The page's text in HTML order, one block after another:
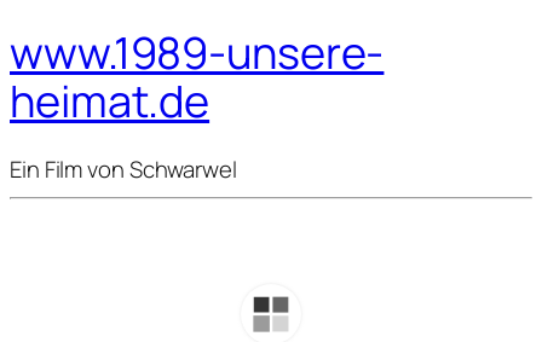
www.1989-unsere-
heimat.de
Ein Film von Schwarwel